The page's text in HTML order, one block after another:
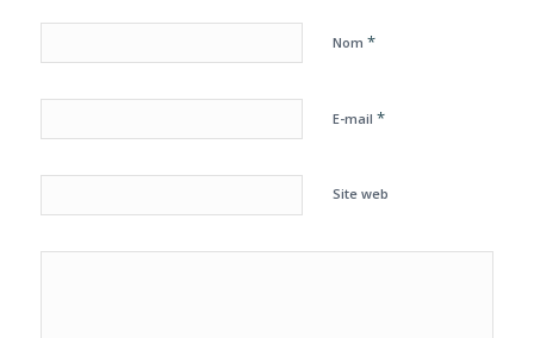
Nom *
E-mail *
Site web